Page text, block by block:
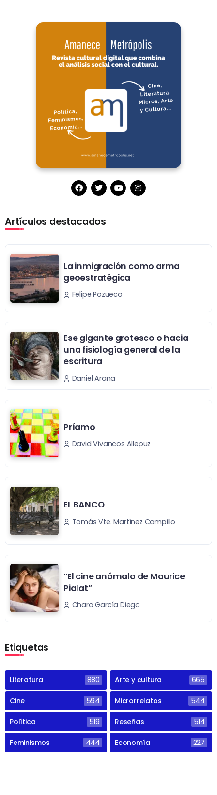
Artículos destacados
La inmigración como arma
geoestratégica
Felipe Pozueco
Ese gigante grotesco o hacia
una fisiología general de la
escritura
Daniel Arana
Príamo
David Vivancos Allepuz
EL BANCO
Tomás Vte. Martínez Campillo
“El cine anómalo de Maurice
Pialat”
Charo García Diego
Etiquetas
Literatura 880 Arte y cultura 665
Cine 594 Microrrelatos 544
Política 519 Reseñas 514
Feminismos 444 Economía 227